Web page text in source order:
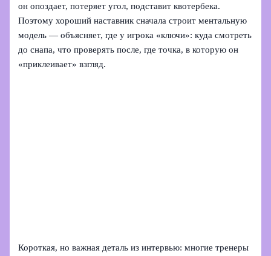
он опоздает, потеряет угол, подставит квотербека.
Поэтому хороший наставник сначала строит ментальную
модель — объясняет, где у игрока «ключи»: куда смотреть
до снапа, что проверять после, где точка, в которую он
«приклеивает» взгляд.
Короткая, но важная деталь из интервью: многие тренеры